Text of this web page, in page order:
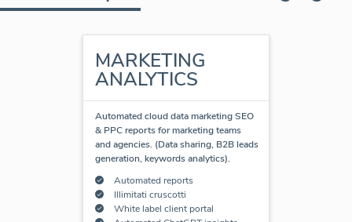
MARKETING
ANALYTICS
Automated cloud data marketing SEO
& PPC reports for marketing teams
and agencies. (Data sharing, B2B leads
generation, keywords analytics).
Automated reports
Illimitati cruscotti
White label client portal